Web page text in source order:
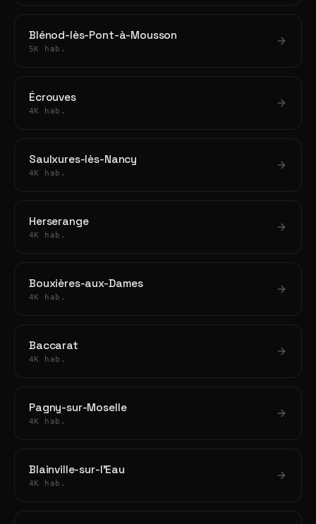
Blénod-lès-Pont-à-Mousson
5K hab.
Écrouves
4K hab.
Saulxures-lès-Nancy
4K hab.
Herserange
4K hab.
Bouxières-aux-Dames
4K hab.
Baccarat
4K hab.
Pagny-sur-Moselle
4K hab.
Blainville-sur-l'Eau
4K hab.